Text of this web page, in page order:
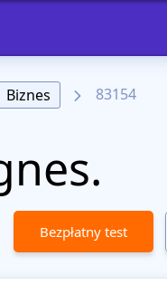
Biznes 83154
Bezpłatny test